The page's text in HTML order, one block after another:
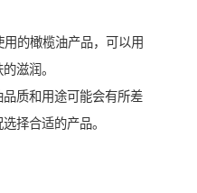
的橄榄油产品，可以用
滋润。
质和用途可能会有所差
择合适的产品。